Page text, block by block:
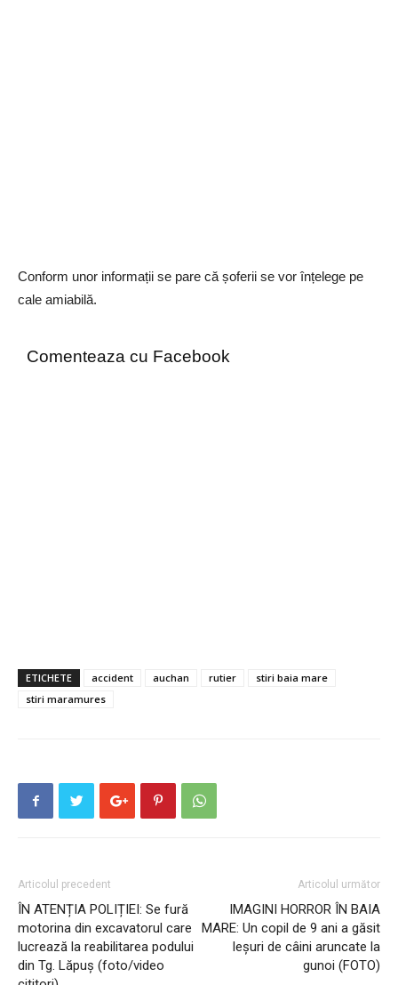
Conform unor informații se pare că șoferii se vor înțelege pe
cale amiabilă.
Comenteaza cu Facebook
ETICHETE accident auchan rutier
stiri baia mare
stiri maramures
Articolul precedent
ÎN ATENȚIA POLIȚIEI: Se fură
motorina din excavatorul care
lucrează la reabilitarea podului
din Tg. Lăpuș (foto/video
Articolul următor
IMAGINI HORROR ÎN BAIA
MARE: Un copil de 9 ani a găsit
leșuri de câini aruncate la
gunoi (FOTO)